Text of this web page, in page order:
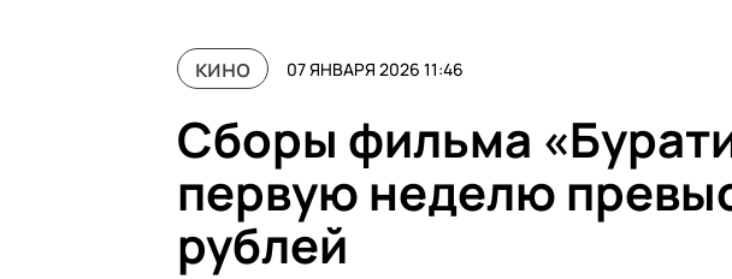
кино 07 ЯНВАРЯ 2026 11:46
Сборы фильма
первую неделю
рублей